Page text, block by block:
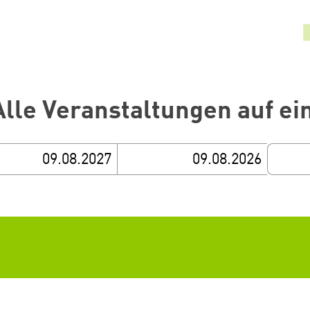
Veranstaltungen auf